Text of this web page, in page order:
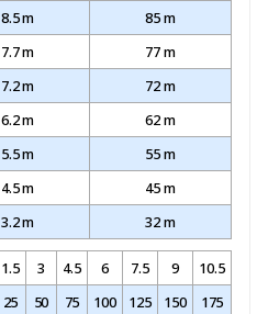
8.5 m
85 m
7.7 m
77 m
7.2 m
72 m
6.2 m
62 m
5.5 m
55 m
4.5 m
45 m
3.2 m 32 m
1.5 3 4.5 6 7.5 9
10.5
25 50 75 100 125 150
175